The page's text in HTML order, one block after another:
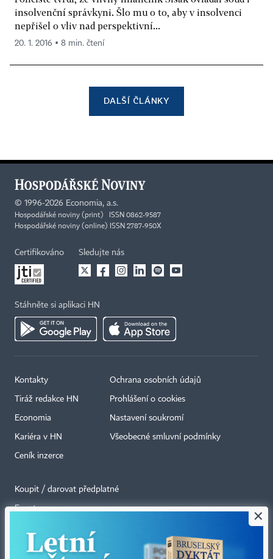
insolvenční správkyni. Šlo mu o to, aby v insolvenci
nepřišel o vliv nad perspektivní...
20. 1. 2016 ▪ 8 min. čtení
DALŠÍ ČLÁNKY
© 1996-2026 Economia, a.s.
Hospodářské noviny (print) ISSN 0862-9587
Hospodářské noviny (online) ISSN 2787-950X
Certifikováno Sledujte nás
Stáhněte si aplikaci HN
Kontakty
Tiráž redakce HN
Economia
Kariéra v HN
Ceník inzerce
Ochrana osobních údajů
Prohlášení o cookies
Nastavení soukromí
Všeobecné smluvní podmínky
Koupit / darovat předplatné
Eventy
RSS kanály
×